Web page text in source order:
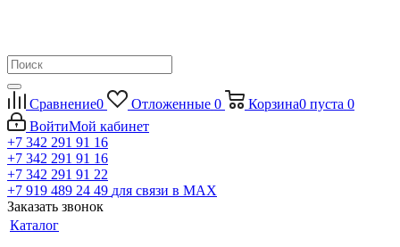
Сравнение0 Отложенные 0 Корзина0 пуста 0
ВойтиМой кабинет
+7 342 291 91 16
+7 342 291 91 16
+7 342 291 91 22
+7 919 489 24 49 для связи в МАХ
Заказать звонок
Каталог